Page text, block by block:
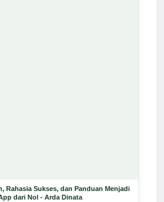
Rahasia Sukses, dan Panduan Menjadi
dari Nol - Arda Dinata